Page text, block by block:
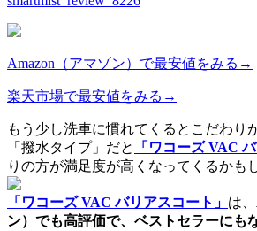
Amazon（アマゾン）で最安値をみる→
楽天市場で最安値をみる→
もう少し洗車に慣れてくるとこだわり
「撥水タイプ」だと
「ワコーズ VAC
りの方が満足度が高くなってくるかも
「ワコーズ VAC バリアスコート」 は、
ン）でも高評価で、ベストセラーにも